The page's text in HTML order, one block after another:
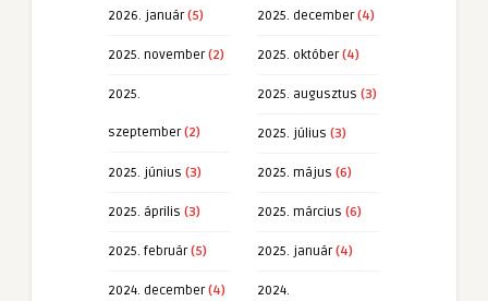
2026. január(5) 2025. december(4)
2025. november(2) 2025. október(4)
2025.
szeptember(2)
2025. augusztus (3)
2025. július (3)
2025. június (3) 2025. május (6)
2025. április (3) 2025. március (6)
2025. február(5) 2025. január(4)
2024. december(4) 2024.